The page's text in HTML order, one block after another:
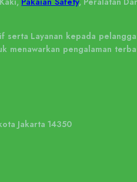
Layanan kepada
menawarkan pengalaman
Jakarta 14350